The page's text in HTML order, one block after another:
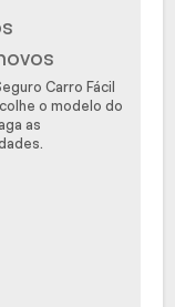
Carro Fácil
o modelo do
as